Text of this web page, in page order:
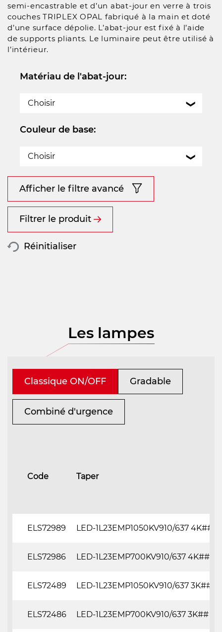
semi-encastrable et d’un abat-jour en verre à trois
couches TRIPLEX OPAL fabriqué à la main et doté
d’une surface dépolie. L’abat-jour est fixé à l’aide
de supports pliants. Le luminaire peut être utilisé à
l’intérieur.
Matériau de l'abat-jour:
Choisir
Couleur de base:
Choisir
Afficher le filtre avancé
Filtrer le produit
Réinitialiser
Les lampes
Classique ON/OFF Gradable
Combiné d'urgence
Code Taper
ELS72989 LED-1L23EMP1050KV910/637 4K##
ELS72986 LED-1L23EMP700KV910/637 4K##
ELS72489 LED-1L23EMP1050KV910/637 3K##
ELS72486 LED-1L23EMP700KV910/637 3K##